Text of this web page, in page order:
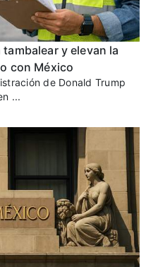
y elevan la
con México
de Donald Trump
...